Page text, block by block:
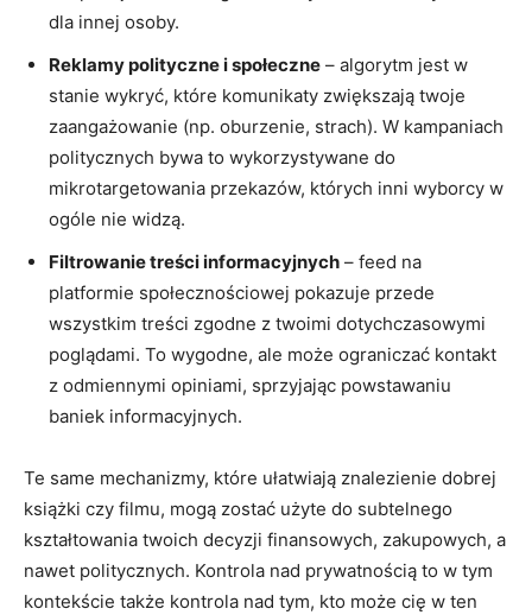
dla innej osoby.
Reklamy polityczne i społeczne – algorytm jest w
stanie wykryć, które komunikaty zwiększają twoje
zaangażowanie (np. oburzenie, strach). W kampaniach
politycznych bywa to wykorzystywane do
mikrotargetowania przekazów, których inni wyborcy w
ogóle nie widzą.
Filtrowanie treści informacyjnych – feed na
platformie społecznościowej pokazuje przede
wszystkim treści zgodne z twoimi dotychczasowymi
poglądami. To wygodne, ale może ograniczać kontakt
z odmiennymi opiniami, sprzyjając powstawaniu
baniek informacyjnych.
Te same mechanizmy, które ułatwiają znalezienie dobrej
książki czy filmu, mogą zostać użyte do subtelnego
kształtowania twoich decyzji finansowych, zakupowych, a
nawet politycznych. Kontrola nad prywatnością to w tym
kontekście także kontrola nad tym, kto może cię w ten